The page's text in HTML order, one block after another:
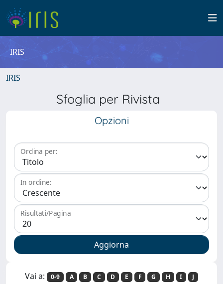
IRIS
IRIS
Sfoglia per Rivista
Opzioni
Ordina per:
In ordine:
Risultati/Pagina
Vai a: 0-9 A B C D E F G H I
J